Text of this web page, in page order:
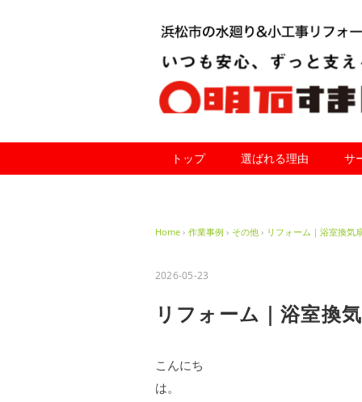
トップ 選ばれる理由 サ
Home › 作業事例 › その他 › リフォーム｜浴室換気
2026-05-23
リフォーム｜浴室換
こんにち